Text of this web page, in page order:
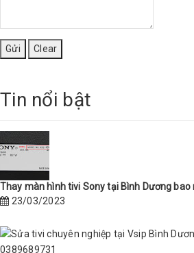
Tin nổi bật
Thay màn hình tivi Sony tại Bình Dương bao
23/03/2023